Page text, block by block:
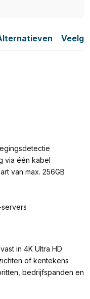
via één kabel
van max. 256GB
servers
in 4K Ultra HD
of kentekens
bedrijfspanden en